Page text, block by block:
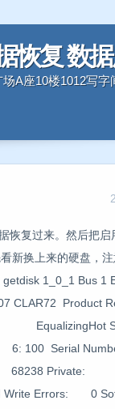
恢复 数
A座10楼1012写字
恢复过来。然后把启
新换上来的硬盘，
1_0_1 Bus 1
Product
Serial
68238
Errors: 0 Soft